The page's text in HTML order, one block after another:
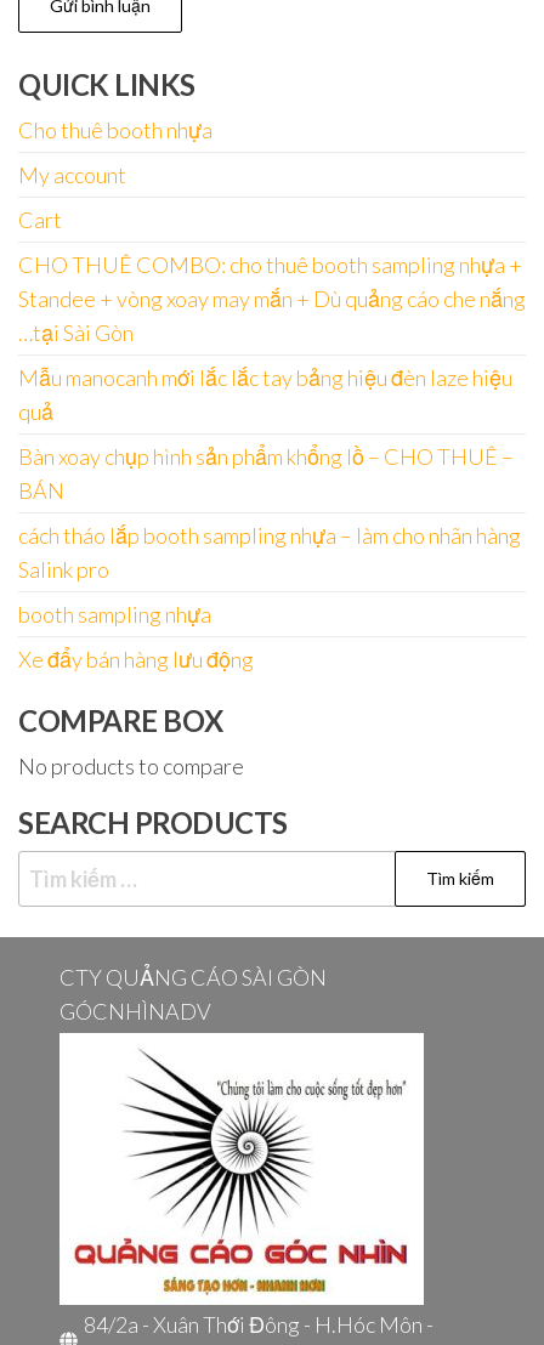
QUICK LINKS
Cho thuê booth nhựa
My account
Cart
CHO THUÊ COMBO: cho thuê booth sampling nhựa +
Standee + vòng xoay may mắn + Dù quảng cáo che nắng
…tại Sài Gòn
Mẫu manocanh mới lắc lắc tay bảng hiệu đèn laze hiệu
quả
Bàn xoay chụp hình sản phẩm khổng lồ – CHO THUÊ –
BÁN
cách tháo lắp booth sampling nhựa – làm cho nhãn hàng
Salink pro
booth sampling nhựa
Xe đẩy bán hàng lưu động
COMPARE BOX
No products to compare
SEARCH PRODUCTS
Tìm
kiếm
cho:
CTY QUẢNG CÁO SÀI GÒN
GÓCNHÌNADV
84/2a - Xuân Thới Đông - H.Hóc Môn -